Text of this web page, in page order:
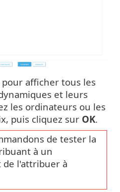
pour afficher tous les
et leurs
les ordinateurs ou les
puis cliquez sur OK.
de tester la
à un
l'attribuer à